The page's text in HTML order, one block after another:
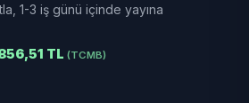
1-3 iş günü içinde yayına
TL (TCMB)